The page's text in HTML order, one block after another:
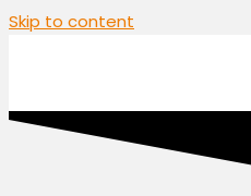
Skip to content